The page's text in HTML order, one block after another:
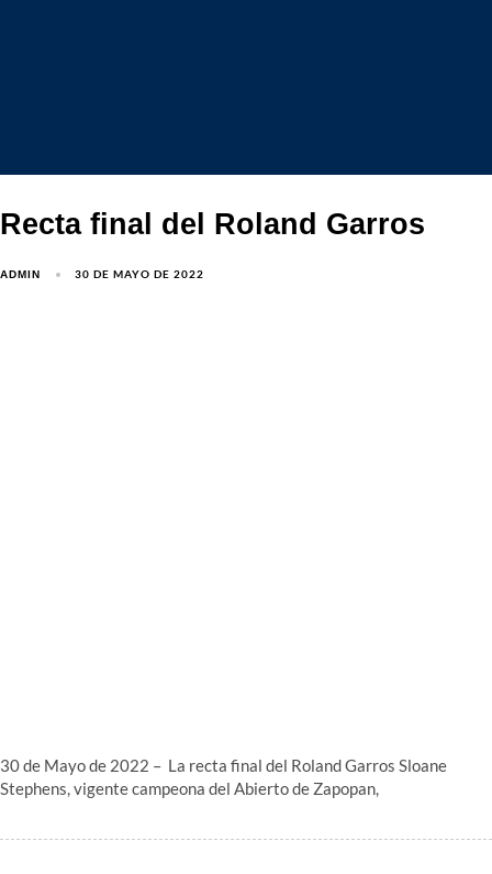
Recta final del Roland Garros
ADMIN 30 DE MAYO DE 2022
30 de Mayo de 2022 – La recta final del Roland Garros Sloane
Stephens, vigente campeona del Abierto de Zapopan,